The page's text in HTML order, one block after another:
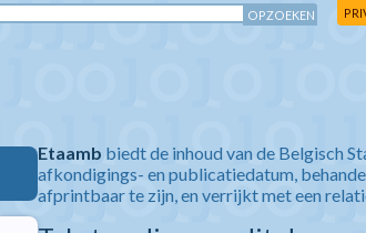
Etaamb biedt de inhoud van de Belgisch
afkondigings- en publicatiedatum,
afprintbaar te zijn, en verrijkt met een